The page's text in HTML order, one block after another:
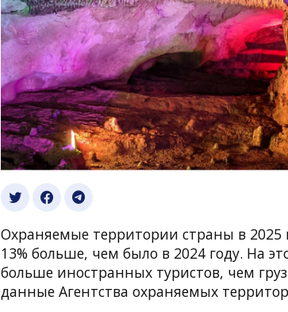
Охраняемые территории страны в 2025
13% больше, чем было в 2024 году. На
больше иностранных туристов, чем
данные Агентства охраняемых